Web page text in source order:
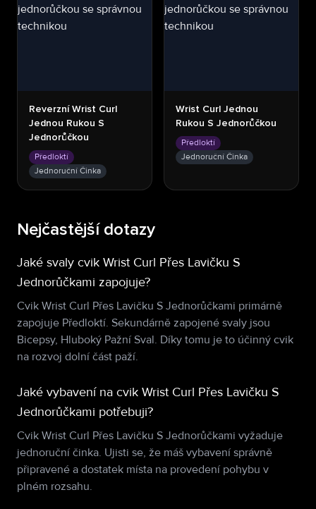
Reverzní Wrist Curl
Jednou Rukou S
Jednorůčkou
Předloktí
Jednoruční Činka
Wrist Curl Jednou
Rukou S Jednorůčkou
Předloktí
Jednoruční Činka
Nejčastější dotazy
Jaké svaly cvik Wrist Curl Přes Lavičku S
Jednorůčkami zapojuje?
Cvik Wrist Curl Přes Lavičku S Jednorůčkami primárně
zapojuje Předloktí. Sekundárně zapojené svaly jsou
Bicepsy, Hluboký Pažní Sval. Díky tomu je to účinný cvik
na rozvoj dolní část paží.
Jaké vybavení na cvik Wrist Curl Přes Lavičku S
Jednorůčkami potřebuji?
Cvik Wrist Curl Přes Lavičku S Jednorůčkami vyžaduje
jednoruční činka. Ujisti se, že máš vybavení správně
připravené a dostatek místa na provedení pohybu v
plném rozsahu.